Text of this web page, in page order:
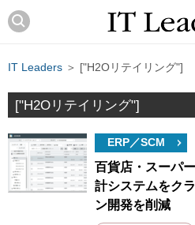
IT Leaders ＞ ["H2Oリテイリング"]
["H2Oリテイリング"]
ERP／SCM
百貨店・スーパ
計システムをク
ン開発を削減